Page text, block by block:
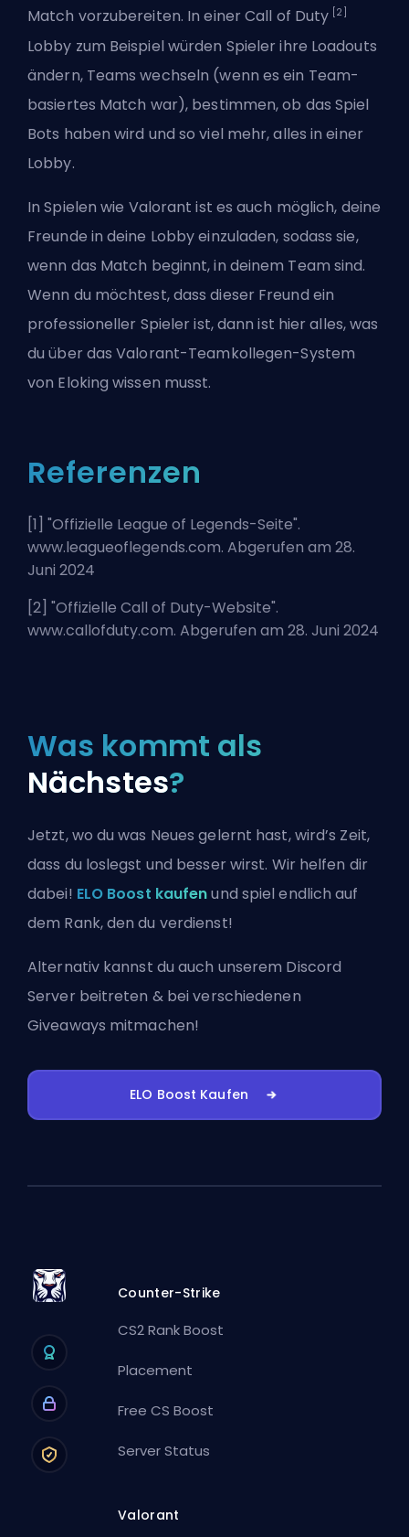
Match vorzubereiten. In einer Call of Duty [2]
Lobby zum Beispiel würden Spieler ihre Loadouts
ändern, Teams wechseln (wenn es ein Team-
basiertes Match war), bestimmen, ob das Spiel
Bots haben wird und so viel mehr, alles in einer
Lobby.
In Spielen wie Valorant ist es auch möglich, deine
Freunde in deine Lobby einzuladen, sodass sie,
wenn das Match beginnt, in deinem Team sind.
Wenn du möchtest, dass dieser Freund ein
professioneller Spieler ist, dann ist hieralles, was
du über das Valorant-Teamkollegen-System
von Eloking wissen musst.
Referenzen
[1] "Offizielle League of Legends-Seite".
www.leagueoflegends.com. Abgerufen am 28.
Juni 2024
[2] "Offizielle Call of Duty-Website".
www.callofduty.com. Abgerufen am 28. Juni 2024
Was kommt als
Nächstes?
Jetzt, wo du was Neues gelernt hast, wird’s Zeit,
dass du loslegst und besser wirst. Wir helfen dir
dabei! ELO Boost kaufenund spiel endlich auf
dem Rank, den du verdienst!
Alternativ kannst du auch unserem Discord
Server beitreten & bei verschiedenen
Giveaways mitmachen!
ELO Boost Kaufen
Counter-Strike
CS2 Rank Boost
Placement
Free CS Boost
Server Status
Valorant